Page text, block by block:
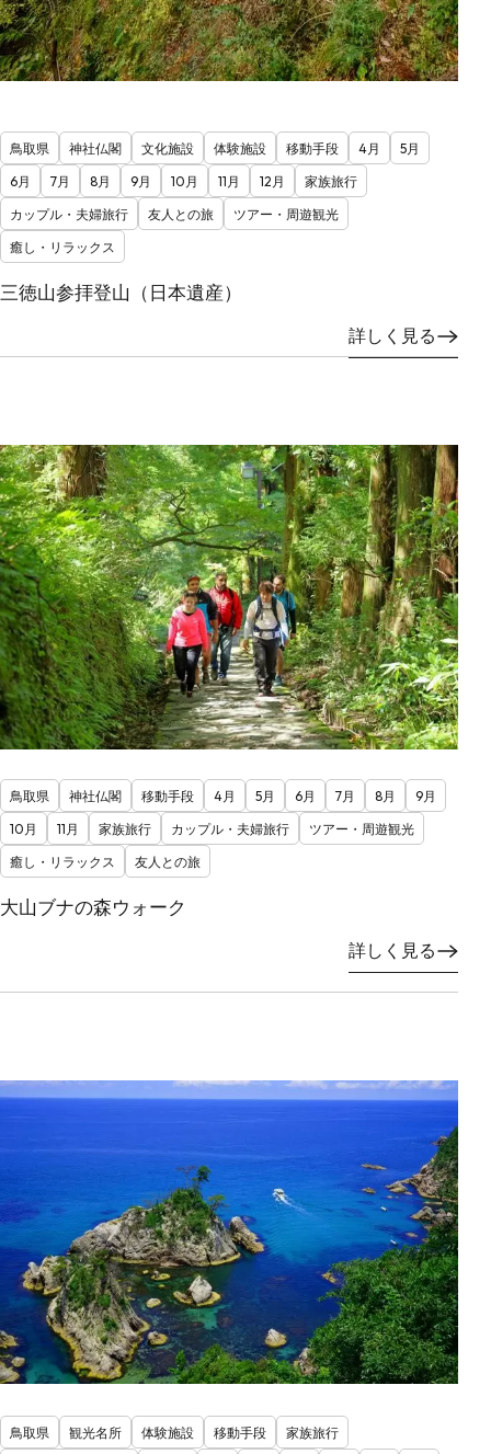
鳥取県 神社仏閣 文化施設 体験施設 移動手段 4月
5月
6月
7月 8月 9月 10月 11月 12月
家族旅行
カップル・夫婦旅行
友人との旅
ツアー・周遊観光
癒し・リラックス
三徳山参拝登山（日本遺産）
詳しく見る
鳥取県 神社仏閣 移動手段 4月 5月 6月 7月 8月
9月
10月
11月 家族旅行 カップル・夫婦旅行
ツアー・周遊観光
癒し・リラックス
友人との旅
大山ブナの森ウォーク
詳しく見る
鳥取県 観光名所 体験施設 移動手段
家族旅行